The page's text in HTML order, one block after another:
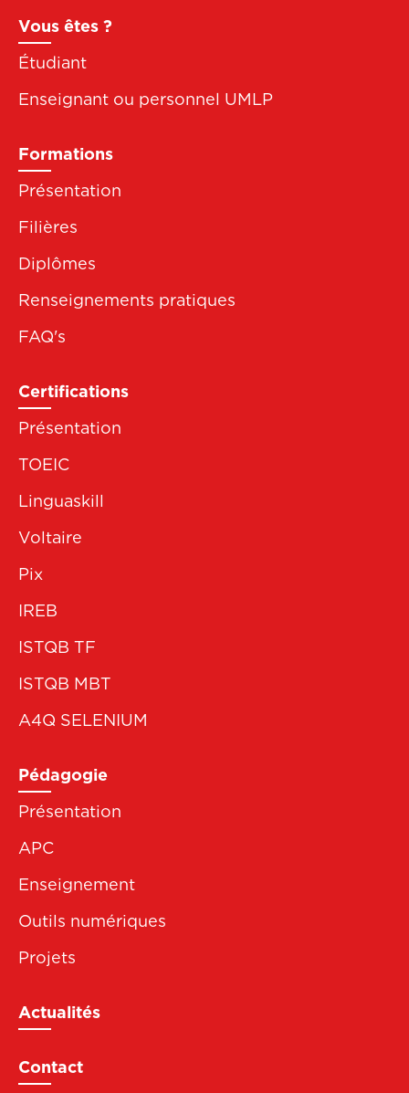
Pied
de
page
Vous êtes ?
Étudiant
Enseignant ou personnel UMLP
Formations
Présentation
Filières
Diplômes
Renseignements pratiques
FAQ's
Certifications
Présentation
TOEIC
Linguaskill
Voltaire
Pix
IREB
ISTQB TF
ISTQB MBT
A4Q SELENIUM
Pédagogie
Présentation
APC
Enseignement
Outils numériques
Projets
Actualités
Contact